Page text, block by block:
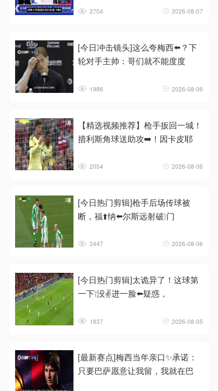
2704 2026-08-07
[今日冲击镜头]这么夸梅西⬅️？下
轮对手主帅：哥们就不能度度
1986 2026-08-06
【精选视频推荐】枪手扳回一城！
措利斯角球送助攻➡️！因卡皮耶
2054 2026-08-06
[今日热门剪辑]枪手后场传球被
断，福⬆️纳⬅️尔斯远射破❕门
2447 2026-08-06
[今日热门剪辑]太诡异了！这球第
一下❕没✌️进一脸⬅️疑惑，
1837 2026-08-05
[最新赛点]梅西当年亲口✨承诺：
只要巴萨愿意让我留，我就在巴